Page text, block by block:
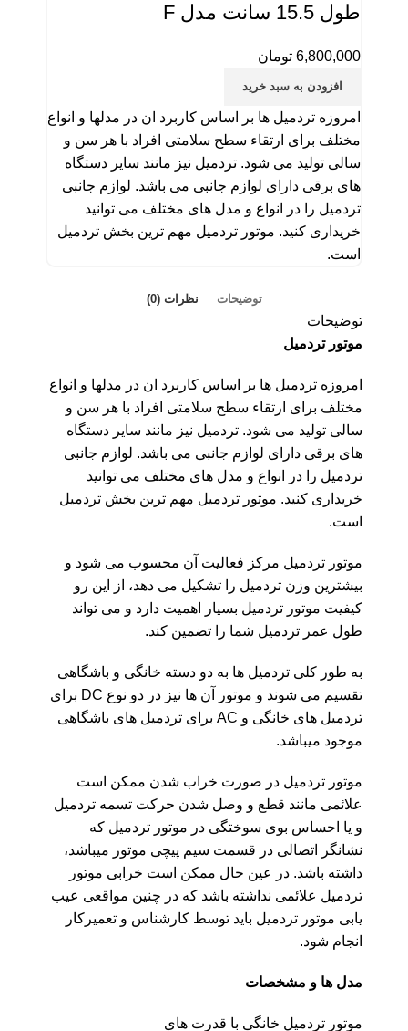
طول 15.5 سانت مدل F
6,800,000 تومان
افزودن به سبد خرید
امروزه تردمیل ها بر اساس کاربرد ان در مدلها و انواع
مختلف برای ارتقاء سطح سلامتی افراد با هر سن و
سالی تولید می شود. تردمیل نیز مانند سایر دستگاه
های برقی دارای لوازم جانبی می باشد. لوازم جانبی
تردمیل را در انواع و مدل های مختلف می توانید
خریداری کنید. موتور تردمیل مهم ترین بخش تردمیل
است.
توضیحات نظرات (0)
توضیحات
موتور تردمیل
امروزه تردمیل ها بر اساس کاربرد ان در مدلها و انواع
مختلف برای ارتقاء سطح سلامتی افراد با هر سن و
سالی تولید می شود. تردمیل نیز مانند سایر دستگاه
های برقی دارای لوازم جانبی می باشد. لوازم جانبی
تردمیل را در انواع و مدل های مختلف می توانید
خریداری کنید. موتور تردمیل مهم ترین بخش تردمیل
است.
موتور تردمیل مرکز فعالیت آن محسوب می شود و
بیشترین وزن تردمیل را تشکیل می دهد، از این رو
کیفیت موتور تردمیل بسیار اهمیت دارد و می تواند
طول عمر تردمیل شما را تضمین کند.
به طور کلی تردمیل ها به دو دسته خانگی و باشگاهی
تقسیم می شوند و موتور آن ها نیز در دو نوع DC برای
تردمیل های خانگی و AC برای تردمیل های باشگاهی
موجود میباشد.
موتور تردمیل در صورت خراب شدن ممکن است
علائمی مانند قطع و وصل شدن حرکت تسمه تردمیل
و یا احساس بوی سوختگی در موتور تردمیل که
نشانگر اتصالی در قسمت سیم پیچی موتور میباشد،
داشته باشد. در عین حال ممکن است خرابی موتور
تردمیل علائمی نداشته باشد که در چنین مواقعی عیب
یابی موتور تردمیل باید توسط کارشناس و تعمیرکار
انجام شود.
مدل ها و مشخصات
موتور تردمیل خانگی با قدرت های